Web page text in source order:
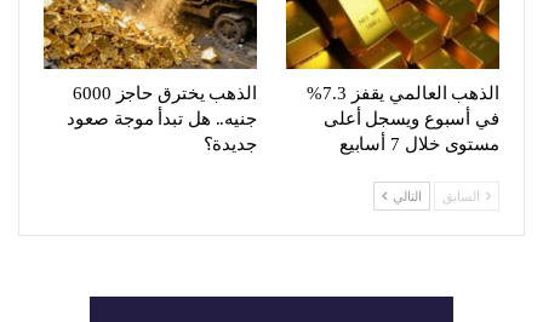
الذهب العالمي يقفز 7.3%
في أسبوع ويسجل أعلى
مستوى خلال 7 أسابيع
الذهب يخترق حاجز 6000
جنيه.. هل تبدأ موجة صعود
جديدة؟
السابق التالي